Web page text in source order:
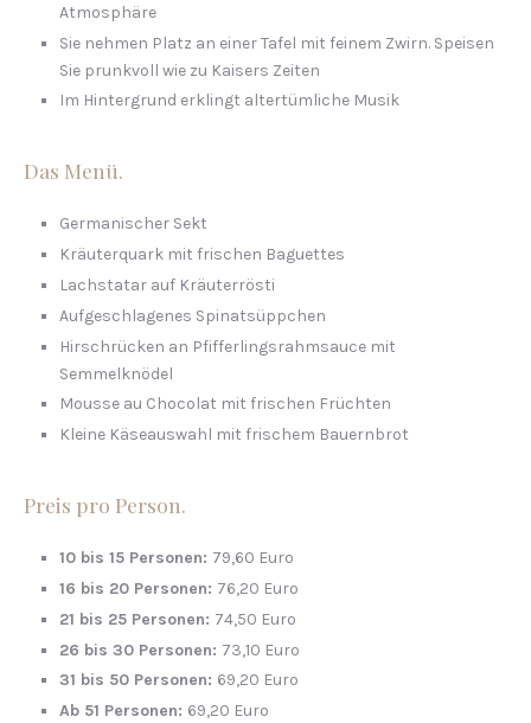
Atmosphäre
Sie nehmen Platz an einer Tafel mit feinem Zwirn. Speisen
Sie prunkvoll wie zu Kaisers Zeiten
Im Hintergrund erklingt altertümliche Musik
Das Menü.
Germanischer Sekt
Kräuterquark mit frischen Baguettes
Lachstatar auf Kräuterrösti
Aufgeschlagenes Spinatsüppchen
Hirschrücken an Pfifferlingsrahmsauce mit
Semmelknödel
Mousse au Chocolat mit frischen Früchten
Kleine Käseauswahl mit frischem Bauernbrot
Preis pro Person.
10 bis 15 Personen: 79,60 Euro
16 bis 20 Personen: 76,20 Euro
21 bis 25 Personen: 74,50 Euro
26 bis 30 Personen: 73,10 Euro
31 bis 50 Personen: 69,20 Euro
Ab 51 Personen: 69,20 Euro